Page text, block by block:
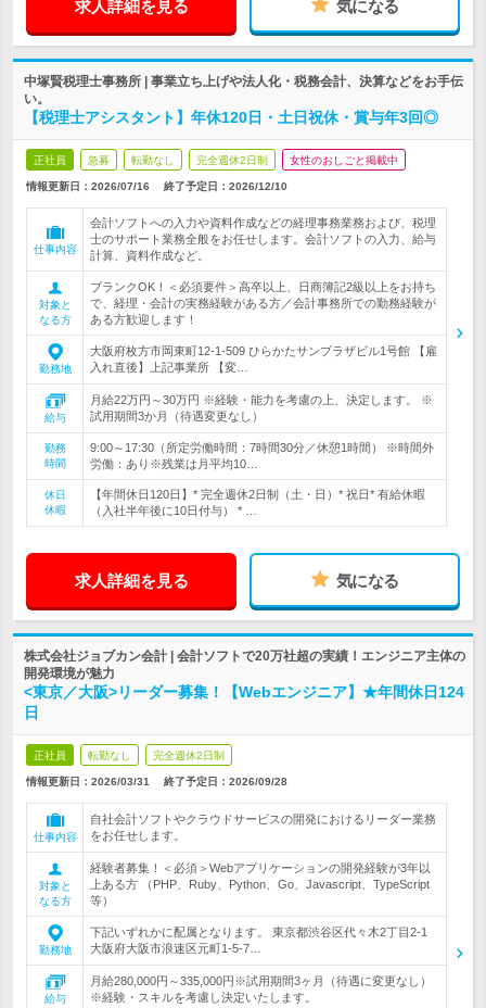
求人詳細を見る 気になる
中塚賢税理士事務所 | 事業立ち上げや法人化・税務会計、決算などをお手伝
い。
【税理士アシスタント】年休120日・土日祝休・賞与年3回◎
正社員 急募 転勤なし 完全週休2日制 女性のおしごと掲載中
情報更新日：2026/07/16 終了予定日： 2026/12/10
仕事内容
会計ソフトへの入力や資料作成などの経理事務業務および、税理
士のサポート業務全般をお任せします。会計ソフトの入力、給与
計算、資料作成など。
対象と
なる方
ブランクOK！＜必須要件＞高卒以上、日商簿記2級以上をお持ち
で、経理・会計の実務経験がある方／会計事務所での勤務経験が
ある方歓迎します！
勤務地
大阪府枚方市岡東町12-1-509 ひらかたサンプラザビル1号館 【雇
入れ直後】上記事業所 【変…
給与
月給22万円～30万円 ※経験・能力を考慮の上、決定します。 ※
試用期間3か月（待遇変更なし）
勤務
時間
9:00～17:30（所定労働時間：7時間30分／休憩1時間） ※時間外
労働：あり※残業は月平均10…
休日
休暇
【年間休日120日】* 完全週休2日制（土・日）* 祝日* 有給休暇
（入社半年後に10日付与） * …
求人詳細を見る 気になる
株式会社ジョブカン会計 | 会計ソフトで20万社超の実績！エンジニア主体の
開発環境が魅力
<東京／大阪>リーダー募集！【Webエンジニア】★年間休日124
日
正社員 転勤なし 完全週休2日制
情報更新日：2026/03/31 終了予定日： 2026/09/28
仕事内容
自社会計ソフトやクラウドサービスの開発におけるリーダー業務
をお任せします。
対象と
なる方
経験者募集！＜必須＞Webアプリケーションの開発経験が3年以
上ある方 （PHP、Ruby、Python、Go、Javascript、TypeScript
等）
勤務地
下記いずれかに配属となります。 東京都渋谷区代々木2丁目2-1
大阪府大阪市浪速区元町1-5-7…
給与
月給280,000円～335,000円※試用期間3ヶ月（待遇に変更なし）
※経験・スキルを考慮し決定いたします。